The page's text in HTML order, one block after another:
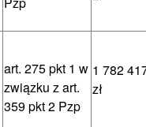
art. 275 pkt 1 w
związku z art.
359 pkt 2 Pzp
1 782
zł